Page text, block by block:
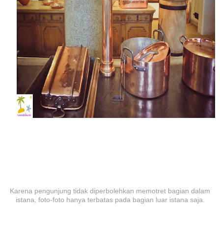
Karena pengunjung tidak diperbolehkan memotret bagian dalam
istana, foto-foto hanya terbatas pada bagian luar istana saja.